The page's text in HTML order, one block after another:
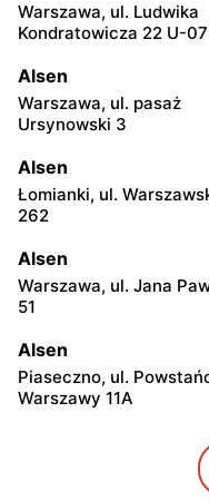
Warszawa, ul. Ludwika
Kondratowicza 22 U-07
Alsen
Warszawa, ul. pasaż
Ursynowski 3
Alsen
Łomianki, ul.
262
Alsen
Warszawa, ul. Jana
51
Alsen
Piaseczno, ul.
Warszawy 11A